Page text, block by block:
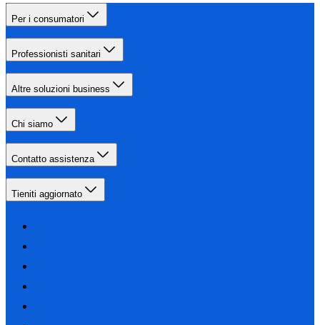
Per i consumatori
Professionisti sanitari
Altre soluzioni business
Chi siamo
Contatto assistenza
Tieniti aggiornato